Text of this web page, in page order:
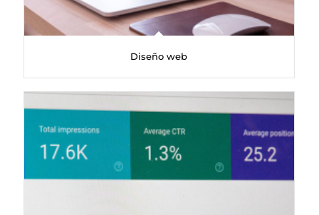
Diseño web